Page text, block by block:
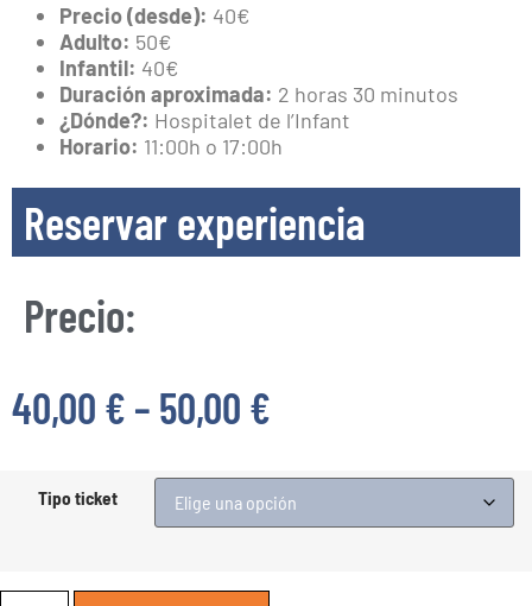
Precio (desde): 40€
Adulto: 50€
Infantil: 40€
Duración aproximada: 2 horas 30 minutos
¿Dónde?: Hospitalet de l’Infant
Horario: 11:00h o 17:00h
Reservar experiencia
Precio:
40,00 € – 50,00 €
Tipo ticket